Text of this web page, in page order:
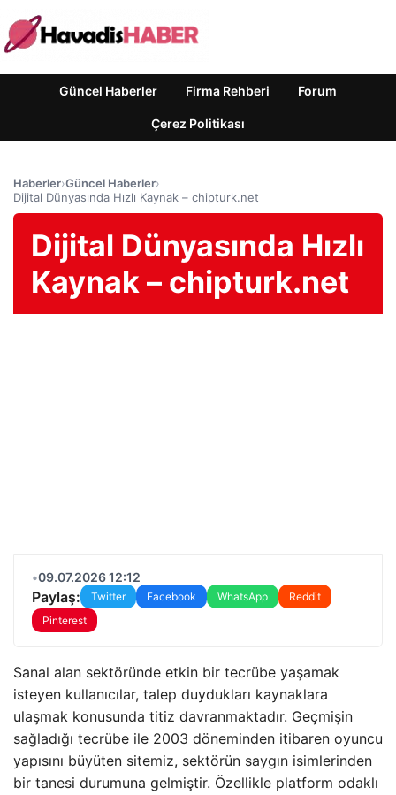
Güncel Haberler Firma Rehberi Forum
Çerez Politikası
Haberler›Güncel Haberler›
Dijital Dünyasında Hızlı Kaynak – chipturk.net
Dijital Dünyasında Hızlı
Kaynak – chipturk.net
•09.07.2026 12:12
Paylaş: Twitter Facebook WhatsApp
Reddit
Pinterest
Sanal alan sektöründe etkin bir tecrübe yaşamak
isteyen kullanıcılar, talep duydukları kaynaklara
ulaşmak konusunda titiz davranmaktadır. Geçmişin
sağladığı tecrübe ile 2003 döneminden itibaren oyuncu
yapısını büyüten sitemiz, sektörün saygın isimlerinden
bir tanesi durumuna gelmiştir. Özellikle platform odaklı